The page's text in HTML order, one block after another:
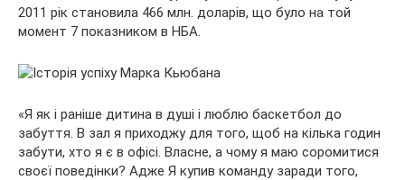
2011 рік становила 466 млн. доларів, що було на той
момент 7 показником в НБА.
«Я як і раніше дитина в душі і люблю баскетбол до
забуття. В зал я приходжу для того, щоб на кілька годин
забути, хто я є в офісі. Власне, а чому я маю соромитися
своєї поведінки? Адже Я купив команду заради того,